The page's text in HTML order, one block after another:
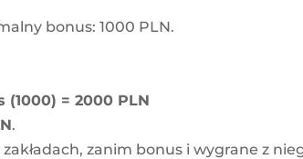
bonus: 1000 PLN.
(1000) = 2000 PLN
.
zanim bonus i wygrane z